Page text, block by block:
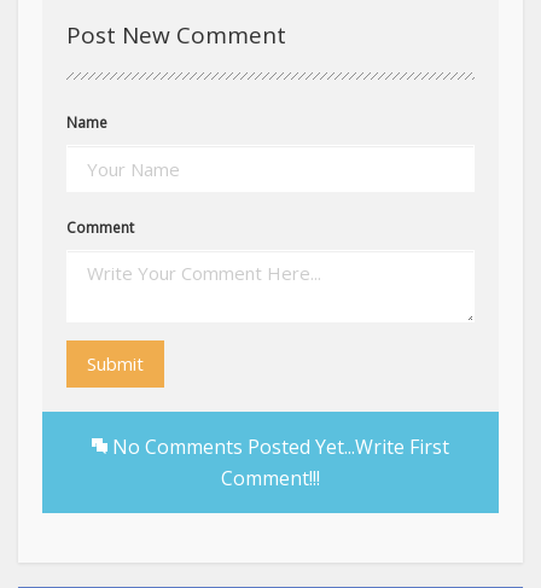
Post New Comment
Name
Comment
Submit
No Comments Posted Yet...Write First
Comment!!!